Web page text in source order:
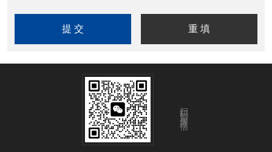
扫码添加微信